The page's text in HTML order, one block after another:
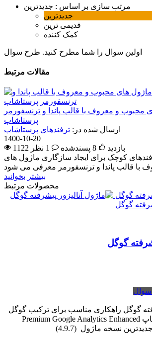
مرتب سازی بر اساس : جدیدترین
جدیدترین
قدیمی ترین
کمک کننده
اولین سوال را شما مطرح کنید. طرح سوال
مقالات مرتبط
محبوب و معروف با قالب پاندا و ترنسفورمر
پرستاشاپ
ارسال شده در: ترفندهای پرستاشاپ
1400-10-20
1122 بازدید
8 پسندشده
1 نظر
کوچک برای ایجاد سازگاری ماژول های
بیشتر بخوانید
محصولات مرتبط
گوگل
گوگل راهکاری مناسب برای ترکیب گوگل
آنالیتیکس در پرستاشاپ Premium Google Analytics Enhanced